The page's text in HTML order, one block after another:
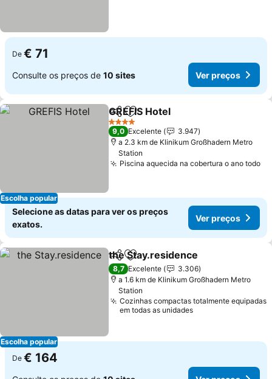
De € 71
Consulte os preços de 10 sites Ver preços
Escolha popular
PartilharAdicionar aos favoritos
GREFIS Hotel
4 Estrelas
9,0 Excelente
3.947
a 2.3 km de Klinikum Großhadern Metro
Station
Piscina aquecida na cobertura o ano todo
Selecione as datas para ver os preços
exatos.
Ver preços
Escolha popular
PartilharAdicionar aos favoritos
the Stay.residence
8,7 Excelente
3.306
a 1.6 km de Klinikum Großhadern Metro
Station
Cozinhas compactas totalmente equipadas
em todas as unidades
De € 164